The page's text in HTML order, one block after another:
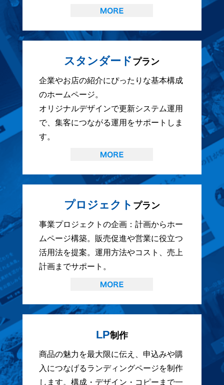
スタンダードプラン
企業やお店の紹介にぴったりな基本構成
のホームページ。
オリジナルデザインで更新システム運用
で、集客につながる運用をサポートしま
す。
プロジェクト プラン
事業プロジェクトの企画：計画からホー
ムページ構築。販売促進や営業に役立つ
活用法を提案。運用方法やコスト、売上
計画までサポート。
LP制作
商品の魅力を最大限に伝え、申込みや購
入につなげるランディングページを制作
します。構成・デザイン・コピーまで一